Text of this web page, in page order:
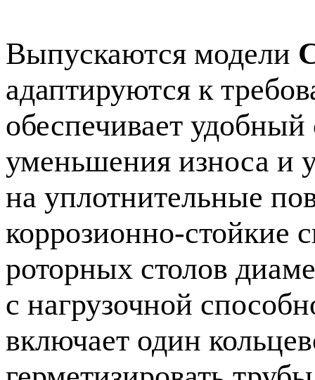
Выпускаются модели
адаптируются к
обеспечивает
уменьшения износа и
на уплотнительные
коррозионно-стойкие
роторных столов
с нагрузочной
включает один